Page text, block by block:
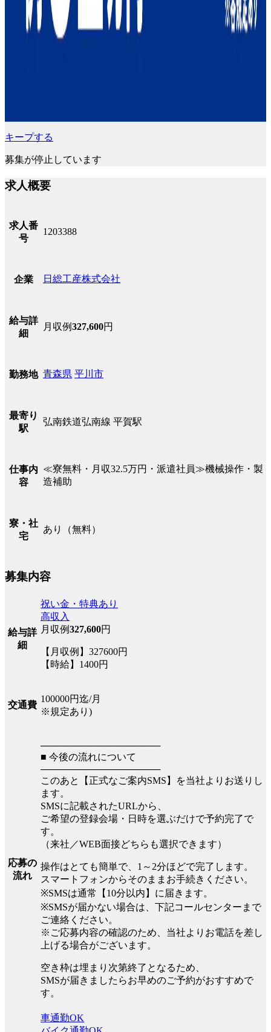
キープする
募集が停止しています
求人概要
求人番
号
1203388
企業 日総工産株式会社
給与詳
細
月収例327,600円
勤務地 青森県 平川市
最寄り
駅
弘南鉄道弘南線 平賀駅
仕事内
容
≪寮無料・月収32.5万円・派遣社員≫機械操作・製
造補助
寮・社
宅
あり（無料）
募集内容
給与詳
細
祝い金・特典あり
高収入
月収例327,600円
【月収例】327600円
【時給】1400円
交通費
100000円迄/月
※規定あり)
応募の
流れ
──────────────────
■ 今後の流れについて
──────────────────
このあと【正式なご案内SMS】を当社よりお送りし
ます。
SMSに記載されたURLから、
ご希望の登録会場・日時を選ぶだけで予約完了で
す。
（来社／WEB面接どちらも選択できます）
操作はとても簡単で、1～2分ほどで完了します。
スマートフォンからそのままお手続きください。
※SMSは通常【10分以内】に届きます。
※SMSが届かない場合は、下記コールセンターまで
ご連絡ください。
※ご応募内容の確認のため、当社よりお電話を差し
上げる場合がございます。
空き枠は埋まり次第終了となるため、
SMSが届きましたらお早めのご予約がおすすめで
す。
車通勤OK